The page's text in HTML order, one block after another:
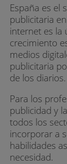
España es el
publicitaria
internet es la
crecimiento
medios
publicitaria
de los diarios.
Para los
publicidad y
todos los
incorporar a
habilidades
necesidad.